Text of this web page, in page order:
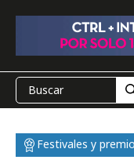
Festivales y